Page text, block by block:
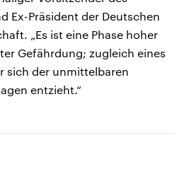
Ex-Präsident der Deutschen
„Es ist eine Phase hoher
Gefährdung; zugleich eines
sich der unmittelbaren
entzieht.“